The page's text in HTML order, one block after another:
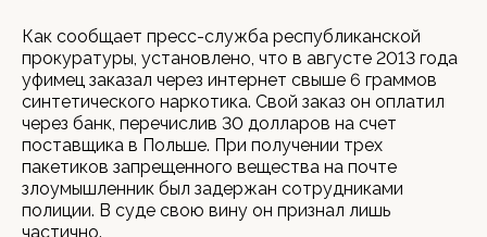
Как сообщает пресс-служба республиканской
прокуратуры, установлено, что в августе 2013 года
уфимец заказал через интернет свыше 6 граммов
синтетического наркотика. Свой заказ он оплатил
через банк, перечислив 30 долларов на счет
поставщика в Польше. При получении трех
пакетиков запрещенного вещества на почте
злоумышленник был задержан сотрудниками
полиции. В суде свою вину он признал лишь
частично.